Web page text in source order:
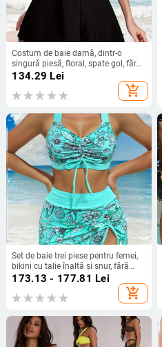
Costum de baie damă, dintr-o
singură piesă, floral, spate gol, fără
mâneci, croială strânsă, elasticitate
mare, poliester cu căptușeală din
spandex 18%
134.29 Lei
add_shopping_cart
Set de baie trei piese pentru femei,
bikini cu talie înaltă și șnur, fără
bretele, cu burete la bust, din
poliester 85% și căptușeală 15%,
imprimeu cu flori zdrobite
173.13 - 177.81 Lei
add_shopping_cart